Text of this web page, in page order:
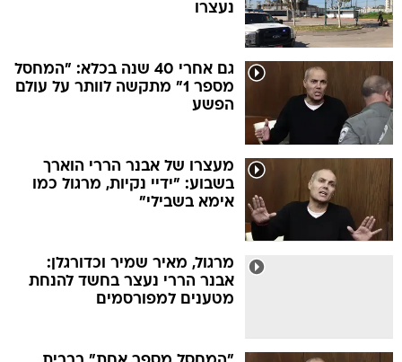
נעצרו
גם אחרי 40 שנה בכלא: "המחסל
מספר 1" מתקשה לוותר על עולם
הפשע
מעצרו של אבנר הררי הוארך
בשבוע: "ידיי נקיות, מרגול כמו
אימא בשבילי"
מרגול, מאיר שמיר וכדורגלן:
אבנר הררי נעצר בחשד להנחת
מטענים למפורסמים